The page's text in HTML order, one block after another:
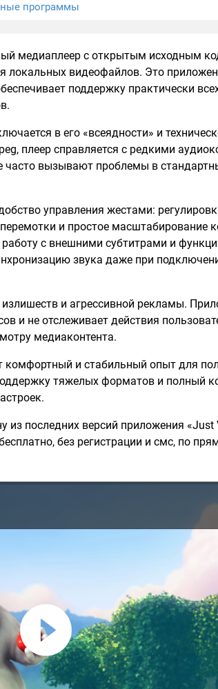
программы
медиаплеер с открытым исходным
локальных видеофайлов. Это
поддержку практически
в его «всеядности» и
плеер справляется с редкими
часто вызывают проблемы в
управления жестами:
и простое масштабирование
с внешними субтитрами и
звука даже при
и агрессивной рекламы.
и не отслеживает действия
медиаконтента.
комфортный и стабильный опыт для
тяжелых форматов и полный
из последних версий приложения «Just
без регистрации и смс, по